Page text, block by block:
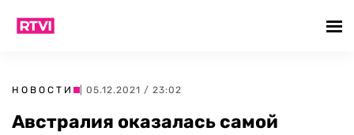
НОВОСТИ | 05.12.2021 / 23:02
Австралия оказалась самой